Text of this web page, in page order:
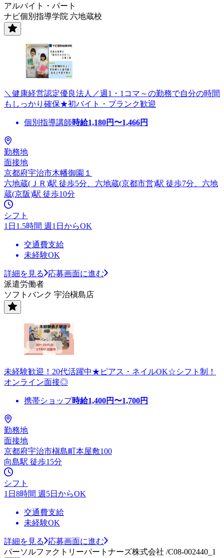
アルバイト・パート
ナビ個別指導学院 六地蔵校
＼健康経営認定優良法人／週1・1コマ～の勤務で自分の時間
もしっかり確保★初バイト・ブランク歓迎
個別指導講師時給1,180円〜1,466円
勤務地
面接地
京都府宇治市木幡御園１
六地蔵(ＪＲ)駅 徒歩5分、六地蔵(京都市営)駅 徒歩7分、六地
蔵(京阪)駅 徒歩10分
シフト
1日1.5時間 週1日からOK
交通費支給
未経験OK
詳細を見る
応募画面に進む
派遣労働者
ソフトバンク 宇治槇島店
未経験歓迎！20代活躍中★ピアス・ネイルOK☆シフト制！
オンライン面接◎
携帯ショップ時給1,400円〜1,700円
勤務地
面接地
京都府宇治市槇島町本屋敷100
向島駅 徒歩15分
シフト
1日8時間 週5日からOK
交通費支給
未経験OK
詳細を見る
応募画面に進む
パーソルファクトリーパートナーズ株式会社 /C08-002440_1